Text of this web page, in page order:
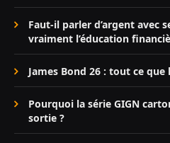
Faut-il parler d’argent avec
vraiment l’éducation
James Bond 26 : tout ce
Pourquoi la série GIGN
sortie ?